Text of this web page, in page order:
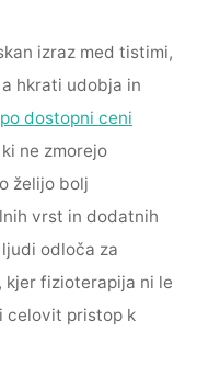
izraz med tistimi,
hkrati udobja in
dostopni ceni
ne zmorejo
želijo bolj
vrst in dodatnih
odloča za
kjer fizioterapija ni le
celovit pristop k